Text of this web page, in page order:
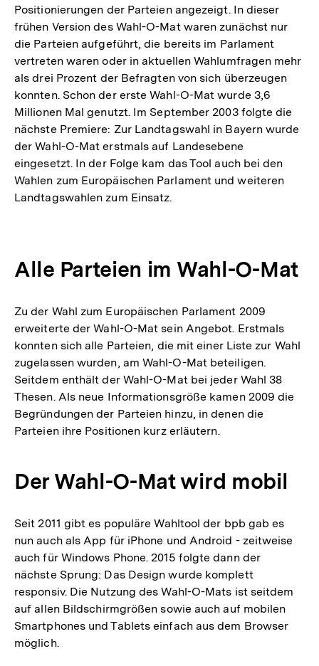
Positionierungen der Parteien angezeigt. In dieser
frühen Version des Wahl-O-Mat waren zunächst nur
die Parteien aufgeführt, die bereits im Parlament
vertreten waren oder in aktuellen Wahlumfragen mehr
als drei Prozent der Befragten von sich überzeugen
konnten. Schon der erste Wahl-O-Mat wurde 3,6
Millionen Mal genutzt. Im September 2003 folgte die
nächste Premiere: Zur Landtagswahl in Bayern wurde
der Wahl-O-Mat erstmals auf Landesebene
eingesetzt. In der Folge kam das Tool auch bei den
Wahlen zum Europäischen Parlament und weiteren
Landtagswahlen zum Einsatz.
Alle Parteien im Wahl-O-Mat
Zu der Wahl zum Europäischen Parlament 2009
erweiterte der Wahl-O-Mat sein Angebot. Erstmals
konnten sich alle Parteien, die mit einer Liste zur Wahl
zugelassen wurden, am Wahl-O-Mat beteiligen.
Seitdem enthält der Wahl-O-Mat bei jeder Wahl 38
Thesen. Als neue Informationsgröße kamen 2009 die
Begründungen der Parteien hinzu, in denen die
Parteien ihre Positionen kurz erläutern.
Der Wahl-O-Mat wird mobil
Seit 2011 gibt es populäre Wahltool der bpb gab es
nun auch als App für iPhone und Android - zeitweise
auch für Windows Phone. 2015 folgte dann der
nächste Sprung: Das Design wurde komplett
responsiv. Die Nutzung des Wahl-O-Mats ist seitdem
auf allen Bildschirmgrößen sowie auch auf mobilen
Smartphones und Tablets einfach aus dem Browser
möglich.